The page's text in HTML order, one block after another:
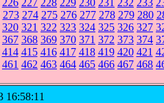
226 227 228 229 230 231 232 233
273 274 275 276 277 278 279 280
320 321 322 323 324 325 326 327
367 368 369 370 371 372 373 374
414 415 416 417 418 419 420 421
461 462 463 464 465 466 467 468
16:58:11